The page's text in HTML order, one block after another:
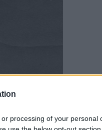
processing of your personal